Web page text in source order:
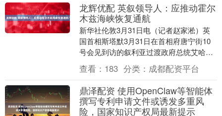
龙辉优配 英叙领导人：应推动霍尔
木兹海峡恢复通航
新华社伦敦3月31日电（记者赵家淞）英
国首相斯塔默3月31日在首相府唐宁街10
号会见到访的叙利亚过渡政府总统艾哈迈
德·沙拉。双方表示，有必要制定可行方
案，推动霍....
查看： 183 分类： 成都配资平台
鼎泽配资 使用OpenClaw等智能体
撰写专利申请文件或诱发多重风
险，国家知识产权局最新提示